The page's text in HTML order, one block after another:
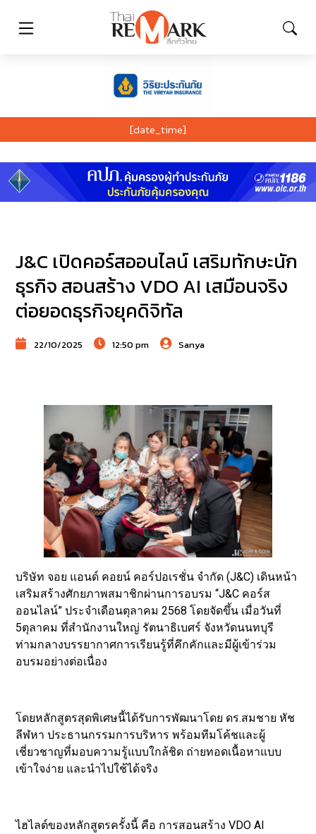
[date_time]
J&C เปิดคอร์สออนไลน์ เสริมทักษะนัก
ธุรกิจ สอนสร้าง VDO AI เสมือนจริง
ต่อยอดธุรกิจยุคดิจิทัล
22/10/2025 12:50 pm Sanya
บริษัท จอย แอนด์ คอยน์ คอร์ปอเรชั่น จำกัด (J&C) เดินหน้า
เสริมสร้างศักยภาพสมาชิกผ่านการอบรม “J&C คอร์ส
ออนไลน์” ประจำเดือนตุลาคม 2568 โดยจัดขึ้น เมื่อวันที่
5ตุลาคม ที่สำนักงานใหญ่ รัตนาธิเบศร์ จังหวัดนนทบุรี
ท่ามกลางบรรยากาศการเรียนรู้ที่คึกคักและมีผู้เข้าร่วม
อบรมอย่างต่อเนื่อง
โดยหลักสูตรสุดพิเศษนี้ได้รับการพัฒนาโดย ดร.สมชาย หัช
ลีฬหา ประธานกรรมการบริหาร พร้อมทีมโค้ชและผู้
เชี่ยวชาญที่มอบความรู้แบบใกล้ชิด ถ่ายทอดเนื้อหาแบบ
เข้าใจง่าย และนำไปใช้ได้จริง
ไฮไลต์ของหลักสูตรครั้งนี้ คือ การสอนสร้าง VDO AI